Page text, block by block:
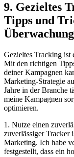
9.‌ Gezieltes
Tipps ⁤und
Gezieltes Tracking
Mit den ‌richtigen
deiner Kampagnen
Marketing-Strategie
Jahre in der Branche
meine ​Kampagnen
optimieren.
1. Nutze einen
zuverlässiger ​Tracker
Marketing. Ich habe
festgestellt, ‍dass ein